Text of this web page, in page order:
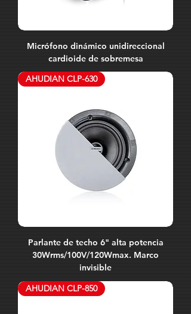
Micrófono dinámico unidireccional
cardioide de sobremesa
AHUDIAN CLP-630
Parlante de techo 6" alta potencia
30Wrms/100V/120Wmax. Marco
invisible
AHUDIAN CLP-850